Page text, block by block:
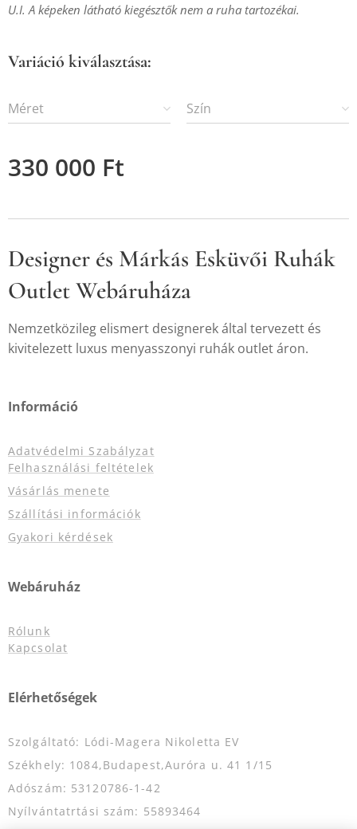
U.I. A képeken látható kiegésztők nem a ruha tartozékai.
Variáció kiválasztása:
Méret Szín
330 000 Ft
Designer és Márkás Esküvői Ruhák
Outlet Webáruháza
Nemzetközileg elismert designerek által tervezett és
kivitelezett luxus menyasszonyi ruhák outlet áron.
Információ
Adatvédelmi Szabályzat
Felhasználási feltételek
Vásárlás menete
Szállítási információk
Gyakori kérdések
Webáruház
Rólunk
Kapcsolat
Elérhetőségek
Szolgáltató: Lódi-Magera Nikoletta EV
Székhely: 1084,Budapest,Auróra u. 41 1/15
Adószám: 53120786-1-42
Nyílvántatrtási szám: 55893464